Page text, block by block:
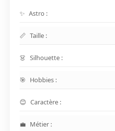
Astro :
Taille :
Silhouette :
Hobbies :
Caractère :
Métier :